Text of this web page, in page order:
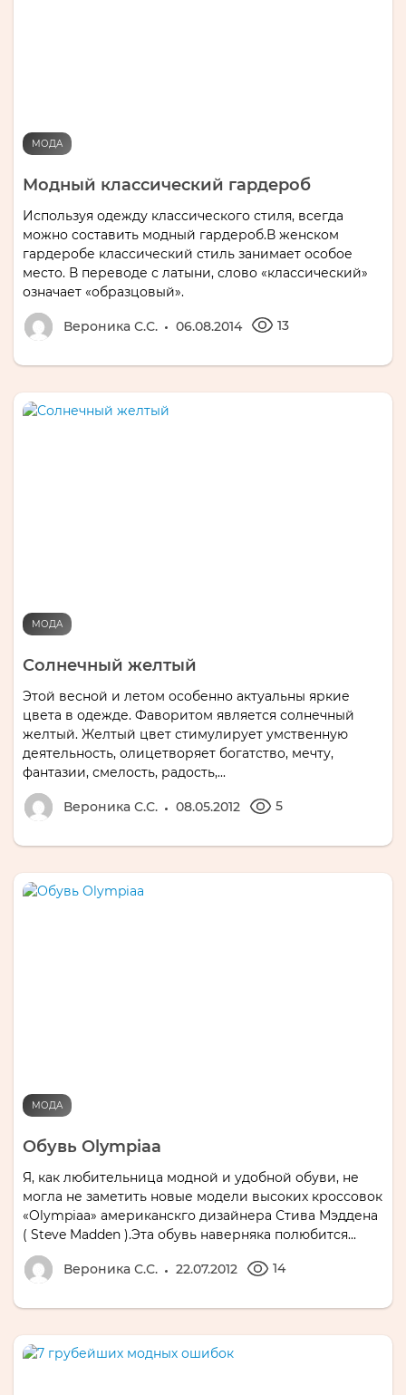
МОДА
Модный классический гардероб
Используя одежду классического стиля, всегда
можно составить модный гардероб.В женском
гардеробе классический стиль занимает особое
место. В переводе с латыни, слово «классический»
означает «образцовый».
Вероника С.С. 06.08.2014 13
МОДА
Солнечный желтый
Этой весной и летом особенно актуальны яркие
цвета в одежде. Фаворитом является солнечный
желтый. Желтый цвет стимулирует умственную
деятельность, олицетворяет богатство, мечту,
фантазии, смелость, радость,...
Вероника С.С. 08.05.2012 5
МОДА
Обувь Olympiaa
Я, как любительница модной и удобной обуви, не
могла не заметить новые модели высоких кроссовок
«Olympiaa» американскго дизайнера Стива Мэддена
( Steve Madden ).Эта обувь наверняка полюбится...
Вероника С.С. 22.07.2012 14